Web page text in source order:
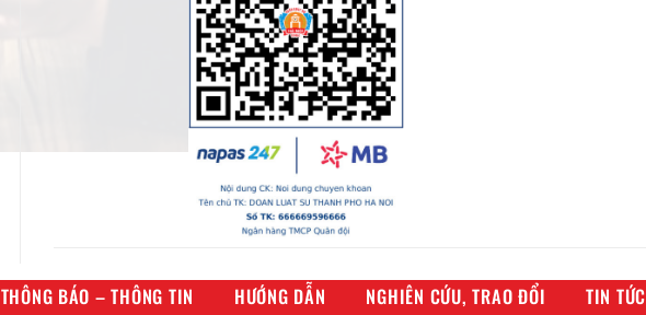
THÔNG BÁO – THÔNG TIN HƯỚNG DẪN NGHIÊN CỨU, TRAO ĐỔI TIN TỨC